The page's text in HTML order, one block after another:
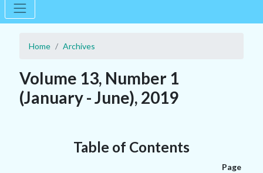
Home Archives
Volume 13, Number 1
(January - June), 2019
Table of Contents
Page